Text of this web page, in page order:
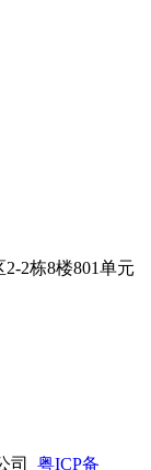
2栋8楼801单元
司 粤ICP备